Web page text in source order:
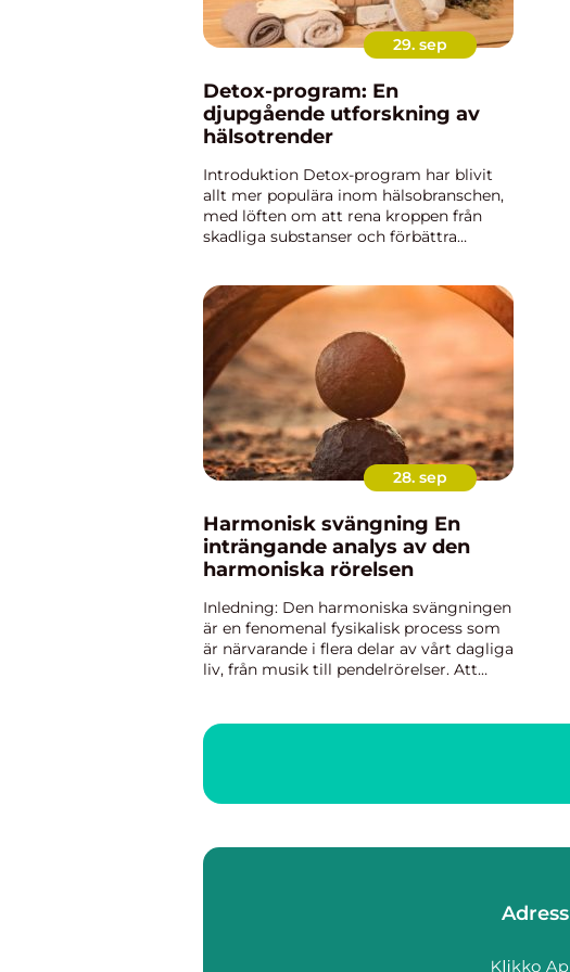
29. sep
Detox-program: En
djupgående utforskning av
hälsotrender
Introduktion Detox-program har blivit
allt mer populära inom hälsobranschen,
med löften om att rena kroppen från
skadliga substanser och förbättra
vad detox-program är, de o...
28. sep
Harmonisk svängning En
inträngande analys av den
harmoniska rörelsen
Inledning: Den harmoniska svängningen
är en fenomenal fysikalisk process som
är närvarande i flera delar av vårt dagliga
liv, från musik till pendelrörelser. Att
olika områden, och ...
Adress